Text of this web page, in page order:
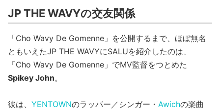
JP THE WAVYの交友関係
「Cho Wavy De Gomenne」を公開するまで、ほぼ無名
ともいえたJP THE WAVYにSALUを紹介したのは、
「Cho Wavy De Gomenne」でMV監督をつとめた
Spikey John。
彼は、 YENTOWNのラッパー／シンガー・ Awichの楽曲